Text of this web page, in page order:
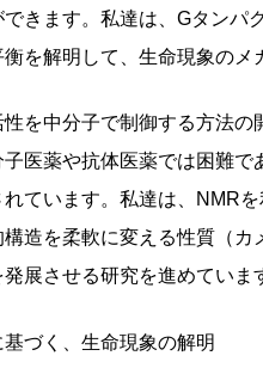
きます。私達は、Gタン
を解明して、生命現象の
を中分子で制御する方法の
医薬や抗体医薬では困難
ています。私達は、NMR
造を柔軟に変える性質（
展させる研究を進めていま
づく、生命現象の解明